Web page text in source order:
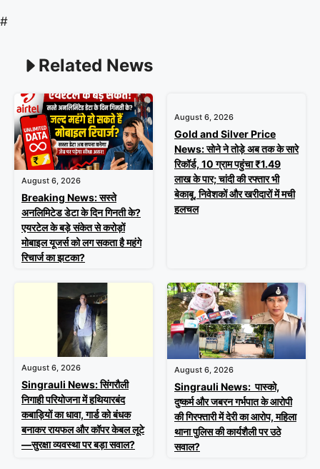
#
Related News
August 6, 2026
Breaking News: सस्ते
अनलिमिटेड डेटा के दिन गिनती के?
एयरटेल के बड़े संकेत से करोड़ों
मोबाइल यूजर्स को लग सकता है महंगे
रिचार्ज का झटका?
August 6, 2026
Gold and Silver Price
News: सोने ने तोड़े अब तक के सारे
रिकॉर्ड, 10 ग्राम पहुंचा ₹1.49
लाख के पार; चांदी की रफ्तार भी
बेकाबू, निवेशकों और खरीदारों में मची
हलचल
August 6, 2026
Singrauli News: सिंगरौली
निगाही परियोजना में हथियारबंद
कबाड़ियों का धावा, गार्ड को बंधक
बनाकर रायफल और कॉपर केबल लूटे
—सुरक्षा व्यवस्था पर बड़ा सवाल?
August 6, 2026
Singrauli News: पास्को,
दुष्कर्म और जबरन गर्भपात के आरोपी
की गिरफ्तारी में देरी का आरोप, महिला
थाना पुलिस की कार्यशैली पर उठे
सवाल?